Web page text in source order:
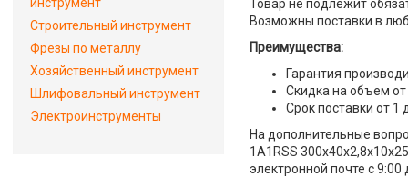
Товар не подлежит
Возможны поставки в
Преимущества:
Гарантия
Скидка на объем от
Срок поставки от 1
На дополнительные
1A1RSS
электронной почте с
Строительный инструмент
Фрезы по металлу
Хозяйственный инструмент
Шлифовальный инструмент
Электроинструменты